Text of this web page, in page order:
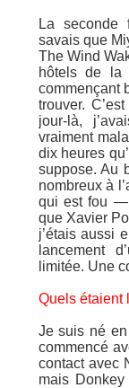
La seconde
savais que
The Wind
hôtels de
commençant
trouver.
jour-là,
vraiment
dix heures
suppose. Au
nombreux à
qui est fou —
que Xavier
j’étais aussi
lancement
limitée. Une
Quels étaient
Je suis né
commencé
contact avec
mais